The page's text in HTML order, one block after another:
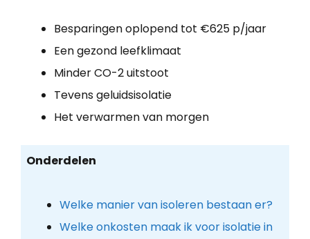
Besparingen oplopend tot €625 p/jaar
Een gezond leefklimaat
Minder CO-2 uitstoot
Tevens geluidsisolatie
Het verwarmen van morgen
Onderdelen
Welke manier van isoleren bestaan er?
Welke onkosten maak ik voor isolatie in